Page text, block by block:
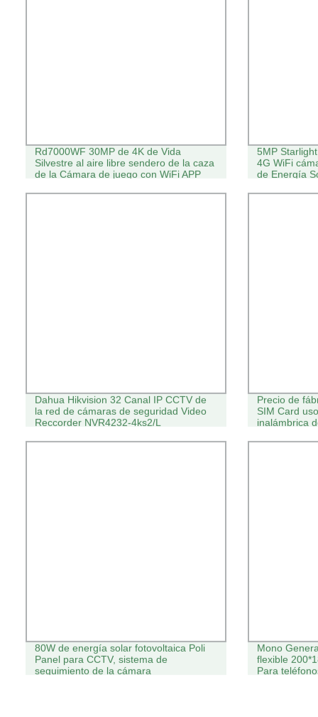
Rd7000WF 30MP de 4K de Vida
Silvestre al aire libre sendero de la caza
de la Cámara de juego con WiFi APP
IP66 para la seguridad
5MP
4G WiFi
de Energía
Dahua Hikvision 32 Canal IP CCTV de
la red de cámaras de seguridad Video
Reccorder NVR4232-4ks2/L
Precio de
SIM Card
inalámbrica
80W de energía solar fotovoltaica Poli
Panel para CCTV, sistema de
seguimiento de la cámara
Mono
flexible
Para